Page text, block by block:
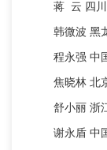
蒋 云 四
韩微波 黑
程永强 中
焦晓林 北
舒小丽 浙
谢永盾 中